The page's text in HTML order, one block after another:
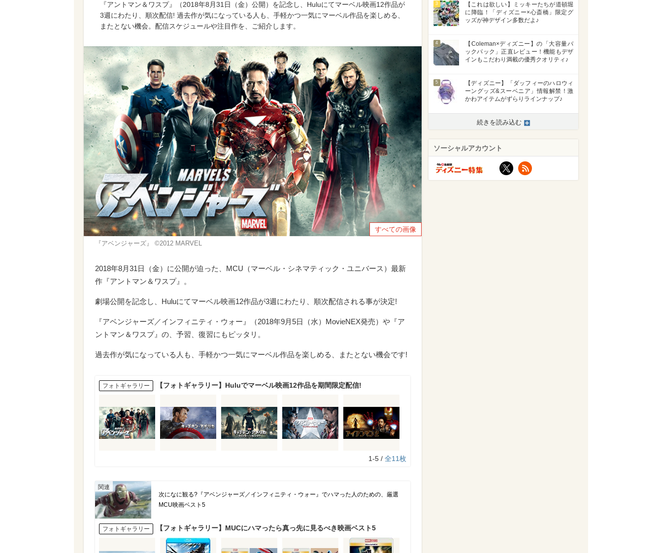
『アントマン＆ワスプ』（2018年8月31日（金）公開）を記念し、Huluにてマーベル映画12作品が
3週にわたり、順次配信! 過去作が気になっている人も、手軽かつ一気にマーベル作品を楽しめる、
またとない機会。配信スケジュールや注目作を、ご紹介します。
すべての画像
『アベンジャーズ』 ©2012 MARVEL
2018年8月31日（金）に公開が迫った、MCU（マーベル・シネマティック・ユニバース）最新
作『アントマン＆ワスプ』。
劇場公開を記念し、Huluにてマーベル映画12作品が3週にわたり、順次配信される事が決定!
『アベンジャーズ／インフィニティ・ウォー』（2018年9月5日（水）MovieNEX発売）や『ア
ントマン＆ワスプ』の、予習、復習にもピッタリ。
過去作が気になっている人も、手軽かつ一気にマーベル作品を楽しめる、またとない機会です!
フォトギャラリー 【フォトギャラリー】Huluでマーベル映画12作品を期間限定配信!
1-5 / 全11枚
次になに観る?『アベンジャーズ／インフィニティ・ウォー』でハマった人のための、厳選
MCU映画ベスト5
フォトギャラリー 【フォトギャラリー】MUCにハマったら真っ先に見るべき映画ベスト5
3
【これは欲しい】ミッキーたちが道頓堀
に降臨！「ディズニー×心斎橋」限定グ
ッズが神デザイン多数だよ♪
4
【Coleman×ディズニー】の「大容量バ
ックパック」正直レビュー！機能もデザ
インもこだわり満載の優秀クオリティ♪
5
【ディズニー】「ダッフィーのハロウィ
ーングッズ&スーベニア」情報解禁！激
かわアイテムがずらりラインナップ♪
続きを読み込む
ソーシャルアカウント
X